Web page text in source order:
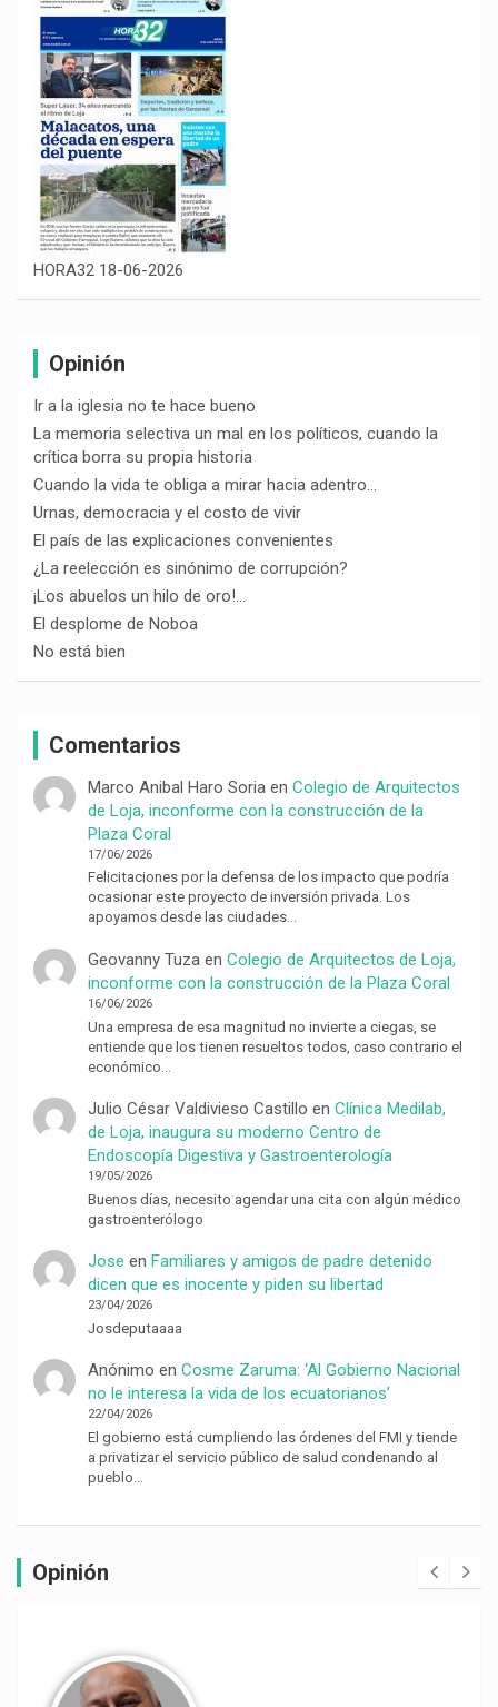
HORA32 18-06-2026
Opinión
Ir a la iglesia no te hace bueno
La memoria selectiva un mal en los políticos, cuando la
crítica borra su propia historia
Cuando la vida te obliga a mirar hacia adentro…
Urnas, democracia y el costo de vivir
El país de las explicaciones convenientes
¿La reelección es sinónimo de corrupción?
¡Los abuelos un hilo de oro!…
El desplome de Noboa
No está bien
Comentarios
Marco Anibal Haro Soriaen Colegio de Arquitectos
de Loja, inconforme con la construcción de la
Plaza Coral
17/06/2026
Felicitaciones por la defensa de los impacto que podría
ocasionar este proyecto de inversión privada. Los
apoyamos desde las ciudades…
Geovanny Tuzaen Colegio de Arquitectos de Loja,
inconforme con la construcción de la Plaza Coral
16/06/2026
Una empresa de esa magnitud no invierte a ciegas, se
entiende que los tienen resueltos todos, caso contrario el
económico…
Julio César Valdivieso Castillo en Clínica Medilab,
de Loja, inaugura su moderno Centro de
Endoscopía Digestiva y Gastroenterología
19/05/2026
Buenos días, necesito agendar una cita con algún médico
gastroenterólogo
Jose en Familiares y amigos de padre detenido
dicen que es inocente y piden su libertad
23/04/2026
Josdeputaaaa
Anónimo en Cosme Zaruma: ‘Al Gobierno Nacional
no le interesa la vida de los ecuatorianos’
22/04/2026
El gobierno está cumpliendo las órdenes del FMI y tiende
a privatizar el servicio público de salud condenando al
pueblo…
Opinión